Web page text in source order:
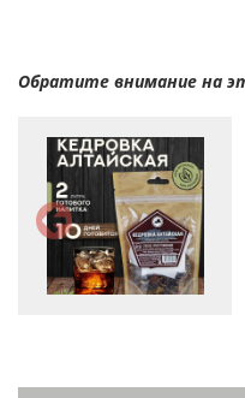
Обратите внимание на